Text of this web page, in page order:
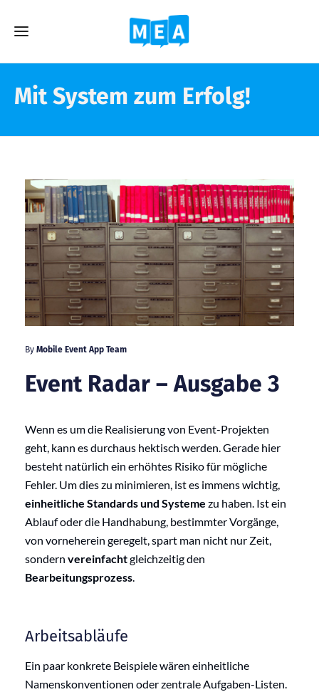
Mit System zum Erfolg!
By Mobile Event App Team
Event Radar – Ausgabe 3
Wenn es um die Realisierung von Event-Projekten
geht, kann es durchaus hektisch werden. Gerade hier
besteht natürlich ein erhöhtes Risiko für mögliche
Fehler. Um dies zu minimieren, ist es immens wichtig,
einheitliche Standardsund Systeme zu haben. Ist ein
Ablauf oder die Handhabung, bestimmter Vorgänge,
von vorneherein geregelt, spart man nicht nur Zeit,
sondern vereinfachtgleichzeitig den
Bearbeitungsprozess.
Arbeitsabläufe
Ein paar konkrete Beispiele wären einheitliche
Namenskonventionen oder zentrale Aufgaben-Listen.